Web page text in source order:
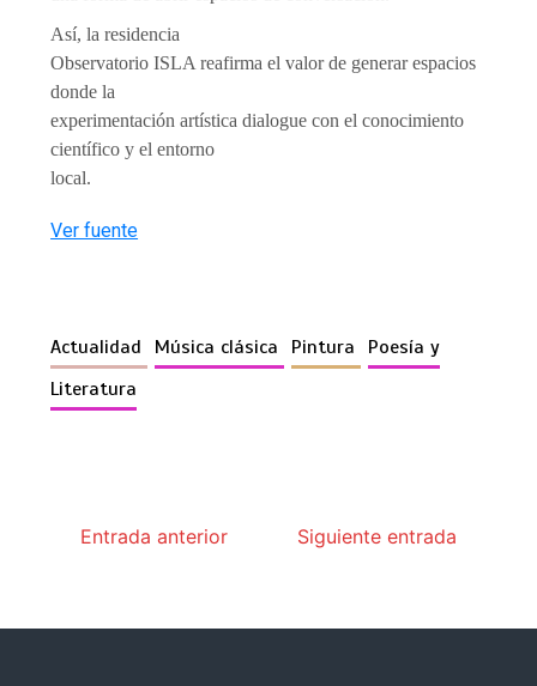
Así, la residencia
Observatorio ISLA reafirma el valor de generar espacios
donde la
experimentación artística dialogue con el conocimiento
científico y el entorno
local.
Ver fuente
Actualidad Música clásica Pintura
Poesía y
Literatura
Entrada anterior Siguiente entrada